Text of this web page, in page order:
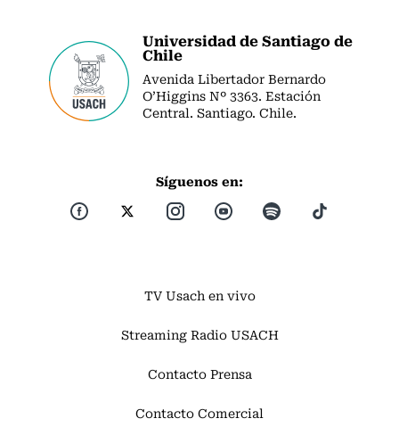
Universidad de Santiago de
Chile
Avenida Libertador Bernardo
O’Higgins Nº 3363. Estación
Central. Santiago. Chile.
Síguenos en:
TV Usach en vivo
Streaming Radio USACH
Contacto Prensa
Contacto Comercial